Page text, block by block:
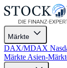
Märkte
DAX/MDAX
Märkte Asien-